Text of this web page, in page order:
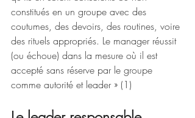
constitués en un groupe avec des
coutumes, des devoirs, des routines, voire
des rituels appropriés. Le manager réussit
(ou échoue) dans la mesure où il est
accepté sans réserve par le groupe
comme autorité et leader » (1)